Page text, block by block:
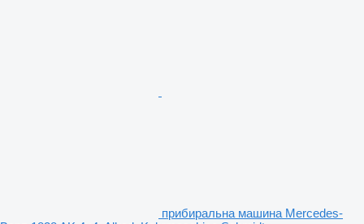
прибиральна машина Mercedes-